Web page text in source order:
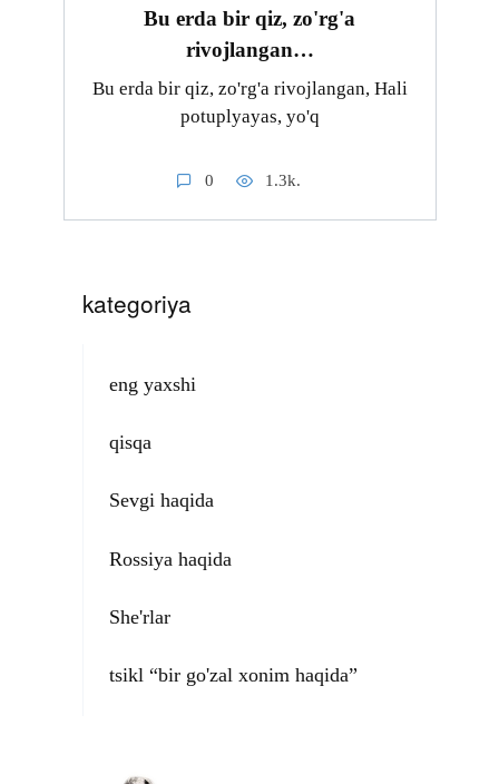
Bu erda bir qiz, zo'rg'a
rivojlangan…
Bu erda bir qiz, zo'rg'a rivojlangan, Hali
potuplyayas, yo'q
0 1.3k.
kategoriya
eng yaxshi
qisqa
Sevgi haqida
Rossiya haqida
She'rlar
tsikl “bir go'zal xonim haqida”